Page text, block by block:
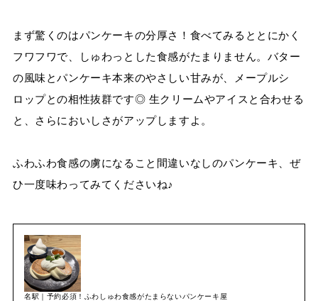
まず驚くのはパンケーキの分厚さ！食べてみるととにかく
フワフワで、しゅわっとした食感がたまりません。バター
の風味とパンケーキ本来のやさしい甘みが、メープルシ
ロップとの相性抜群です◎ 生クリームやアイスと合わせる
と、さらにおいしさがアップしますよ。
ふわふわ食感の虜になること間違いなしのパンケーキ、ぜ
ひ一度味わってみてくださいね♪
名駅｜予約必須！ふわしゅわ食感がたまらないパンケーキ屋